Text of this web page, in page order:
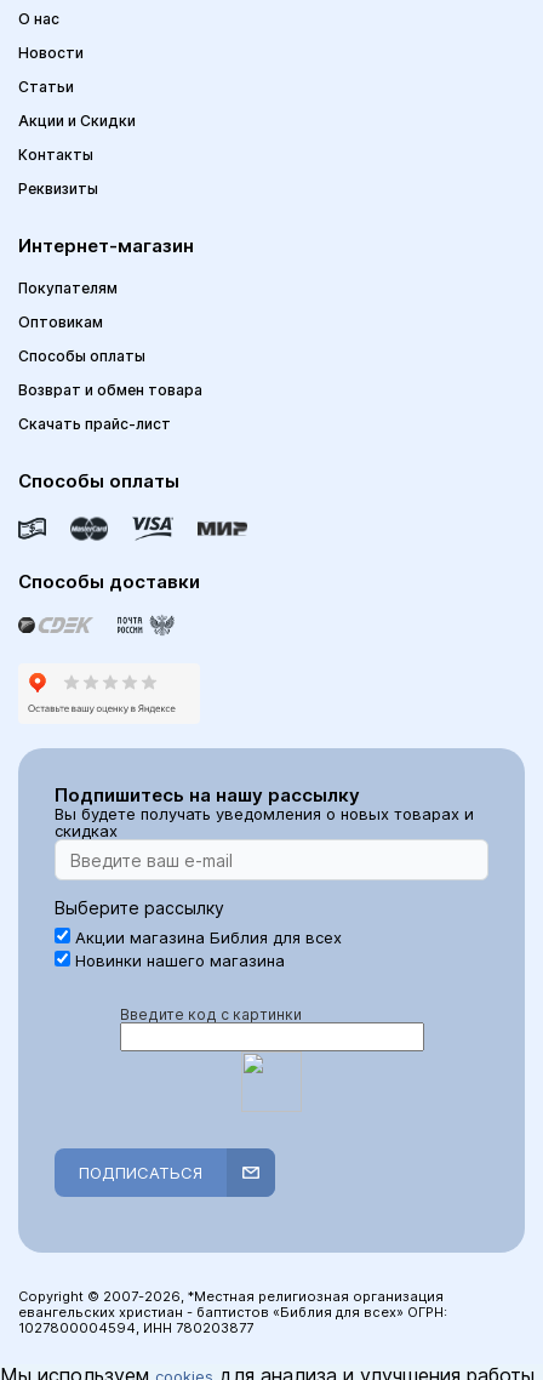
О нас
Новости
Статьи
Акции и Скидки
Контакты
Реквизиты
Интернет-магазин
Покупателям
Оптовикам
Способы оплаты
Возврат и обмен товара
Скачать прайс-лист
Способы оплаты
Способы доставки
Подпишитесь на нашу рассылку
Вы будете получать уведомления о новых товарах и
скидках
Выберите рассылку
Акции магазина Библия для всех
Новинки нашего магазина
Введите код с картинки
ПОДПИСАТЬСЯ
Copyright © 2007-2026, *Местная религиозная организация
евангельских христиан - баптистов «Библия для всех» ОГРН:
1027800004594, ИНН 780203877
Мы используем для анализа и улучшения работы